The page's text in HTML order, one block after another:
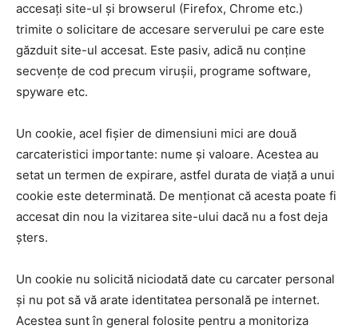
accesați site-ul și browserul (Firefox, Chrome etc.)
trimite o solicitare de accesare serverului pe care este
găzduit site-ul accesat. Este pasiv, adică nu conține
secvențe de cod precum virușii, programe software,
spyware etc.
Un cookie, acel fișier de dimensiuni mici are două
carcateristici importante: nume și valoare. Acestea au
setat un termen de expirare, astfel durata de viață a unui
cookie este determinată. De menționat că acesta poate fi
accesat din nou la vizitarea site-ului dacă nu a fost deja
șters.
Un cookie nu solicită niciodată date cu carcater personal
și nu pot să vă arate identitatea personală pe internet.
Acestea sunt în general folosite pentru a monitoriza